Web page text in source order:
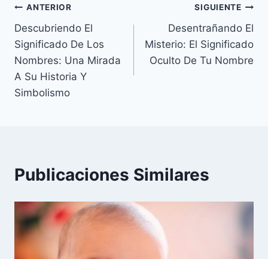
Navegación
de
entradas
ANTERIOR
Descubriendo El
Significado De Los
Nombres: Una Mirada
A Su Historia Y
Simbolismo
SIGUIENTE
Desentrañando El
Misterio: El Significado
Oculto De Tu Nombre
Publicaciones Similares